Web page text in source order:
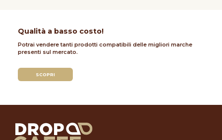
Qualità a basso costo!
Potrai vendere tanti prodotti compatibili delle migliori marche
presenti sul mercato.
SCOPRI